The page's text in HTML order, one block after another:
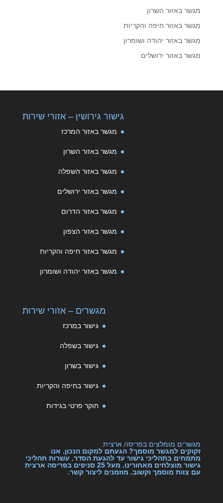
מגשר באזור השרון
מגשר באזור חיפה והקריות
מגשר באזור יהודה ושומרון
מגשר באזור ירושלים
גישור גירושין – אזורי שירות
מגשר באזור המרכז
מגשר באזור השרון
מגשר באזור השפלה
מגשר באזור ירושלים
מגשר באזור הדרום
מגשר באזור הצפון
מגשר באזור חיפה והקריות
מגשר באזור יהודה ושומרון
מגשרים – אזורי שירות
גישור במרכז
גישור בשפלה
גישור בשרון
גישור בחיפה והקריות
חוקר פרטי בגידות
מגשרים מומלצים בפריסה ארצית
זקוקים למגשר מוסמך? הגעתם למקום הנכון. אנו
מתמחים בתהליכי גישור עד להגעת הסדר. עשרות תהליכי
גישור מוצלחים מאחורינו. מעל 25 סניפים בפריסה ארצית
עם צוות מוסמך וקשוב. מוזמנים ליצור קשר.